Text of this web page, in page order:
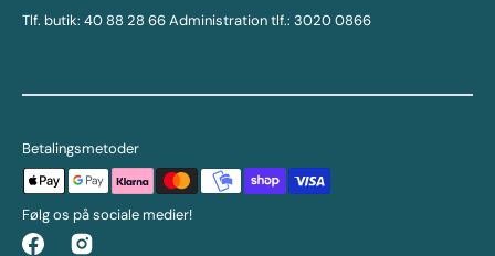
Tlf. butik: 40 88 28 66 Administration tlf.: 3020 0866
Betalingsmetoder
Følg os på sociale medier!
FacebookInstagram